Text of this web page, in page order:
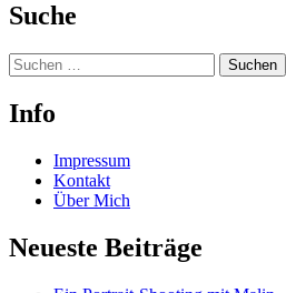
Suche
Suchen
nach:
Info
Impressum
Kontakt
Über Mich
Neueste Beiträge